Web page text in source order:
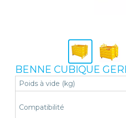
BENNE CUBIQUE
Poids à vide (kg)
Compatibilité